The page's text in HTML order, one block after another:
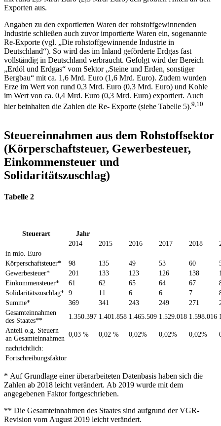
Exporten aus.
Angaben zu den exportierten Waren der rohstoffgewinnenden
Industrie schließen auch zuvor importierte Waren ein, sogenannte
Re-Exporte (vgl. „Die rohstoffgewinnende Industrie in
Deutschland“). So wird das im Inland geförderte Erdgas fast
vollständig in Deutschland verbraucht. Gefolgt wird der Bereich
„Erdöl und Erdgas“ vom Sektor „Steine und Erden, sonstiger
Bergbau“ mit ca. 1,6 Mrd. Euro (1,6 Mrd. Euro). Zudem wurden
Erze im Wert von rund 0,3 Mrd. Euro (0,3 Mrd. Euro) und Kohle
im Wert von ca. 0,4 Mrd. Euro (0,3 Mrd. Euro) exportiert. Auch
hier beinhalten die Zahlen die Re- Exporte (siehe Tabelle 5).9,10
Steuereinnahmen aus dem Rohstoffsektor
(Körperschaftsteuer, Gewerbesteuer,
Einkommensteuer und
Solidaritätszuschlag)
Tabelle 2
Steuerart
Jahr
2014
2015 2016 2017 2018
in mio. Euro
Körperschaftsteuer*
98 135 49 53 60
Gewerbesteuer*
201 133 123 126 138
Einkommensteuer*
61 62 65 64 67
Solidaritätszuschlag* 9 11 6 6 7
Summe*
369 341 243 249 271
Gesamteinnahmen
des Staates**
1.350.397 1.401.858 1.465.509 1.529.018 1.598.016
Anteil o.g. Steuern
an Gesamteinnahmen
0,03 % 0,02 % 0,02% 0,02% 0,02%
nachrichtlich:
Fortschreibungsfaktor
* Auf Grundlage einer überarbeiteten Datenbasis haben sich die
Zahlen ab 2018 leicht verändert. Ab 2019 wurde mit dem
angegebenen Faktor fortgeschrieben.
** Die Gesamteinnahmen des Staates sind aufgrund der VGR-
Revision vom August 2019 leicht verändert.